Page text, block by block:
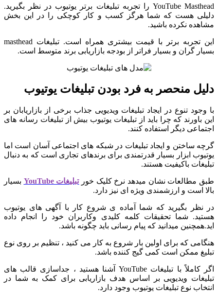
YouTube Masthead را تجربه تبلیغات برتر یوتیوب در نظر بگیرید.
دلیلی هست که شما هرگز کسب و کار کوچکی را در این بخش
مشاهده نکرده باشید.
این تجربه برتر با قیمت بیشتری همراه است. تبلیغات masthead
بسیار گران و بسیار فراتر از بودجه بازاریابی برند متوسط ​​است.
دلیل منحصر به فرد بودن تبلیغات یوتیوب
با وجود تنوع در ایجاد تبلیغات ویدیویی جذاب برخی از بازاریابان بر
این باورند که چرا باید از تبلیغات یوتیوب بیش از تبلیغات رسانه های
اجتماعی دیگر استفاده کنند.
گرچه ساختن و ایجاد تبلیغات در شبکه های اجتماعی آسان است اما
یوتیوب ابزار بسیار قدرتمندی برای برندهای تجاری است که به دنبال
تبلیغات باکیفیت هستند.
طبق مطالعات نشان میدهد نرخ کلیک خورتبلیغات YouTube
بسیار
بالا است و ارزشمندی ویژه ای نیز دارد.
در نظر بگیرید که شما آماده ی شروع کار با آگهی های یوتیوب
هستید. شما تحقیقات کلمه کلیدی وکاربران خود را انجام داده
اید.همچنین میدانید که پیام رسانی باید چگونه باشد.
هنگامی که برای اولین بار شروع به کار می کنید ، تنظیم بر روی نوع
تبلیغ ممکن است کمی گیج کننده باشد.
اگر کاملاً با تبلیغات YouTube آشنا هستید ، جداسازی قالب های
تبلیغات ویدیویی بر اساس هدف بازاریابی برای کمک به شما در
انتخاب نوع تبلیغات یوتیوب وجود دارد.